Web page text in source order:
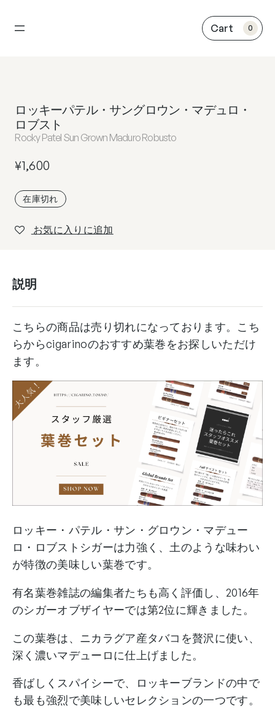
容
0
ロッキーパテル・サングロウン・マデュロ・
ロブスト
Rocky Patel Sun Grown Maduro Robusto
¥1,600
在庫切れ
お気に入りに追加
説明
こちらの商品は売り切れになっております。こち
らからcigarinoのおすすめ葉巻をお探しいただけ
ます。
ロッキー・パテル・サン・グロウン・マデュー
ロ・ロブストシガーは力強く、土のような味わい
が特徴の美味しい葉巻です。
有名葉巻雑誌の編集者たちも高く評価し、2016年
のシガーオブザイヤーでは第2位に輝きました。
この葉巻は、ニカラグア産タバコを贅沢に使い、
深く濃いマデューロに仕上げました。
香ばしくスパイシーで、ロッキーブランドの中で
も最も強烈で美味しいセレクションの一つです。